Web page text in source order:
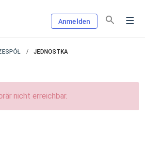
Anmelden
JEDNOSTKA
nicht erreichbar.